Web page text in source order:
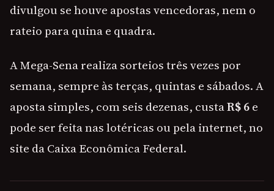
divulgou se houve apostas vencedoras, nem o
rateio para quina e quadra.
A Mega-Sena realiza sorteios três vezes por
semana, sempre às terças, quintas e sábados. A
aposta simples, com seis dezenas, custaR$ 6e
pode ser feita nas lotéricas ou pela internet, no
site da Caixa Econômica Federal.